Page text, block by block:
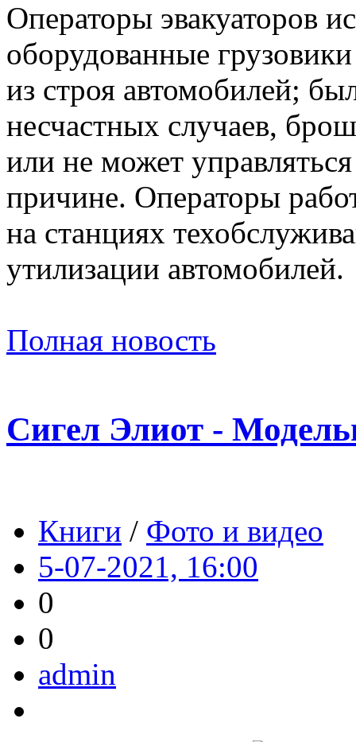
Операторы эвакуаторов
оборудованные
из строя автомобилей;
несчастных случаев,
или не может
причине. Операторы
на станциях
утилизации автомобилей.
Полная новость
Сигел Элиот -
Книги / Фото и видео
5-07-2021, 16:00
0
0
admin